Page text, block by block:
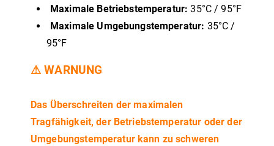
Maximale Betriebstemperatur: 35°C / 95°F
Maximale Umgebungstemperatur: 35°C /
95°F
⚠ WARNUNG
Das Überschreiten der maximalen
Tragfähigkeit, der Betriebstemperatur oder der
Umgebungstemperatur kann zu schweren